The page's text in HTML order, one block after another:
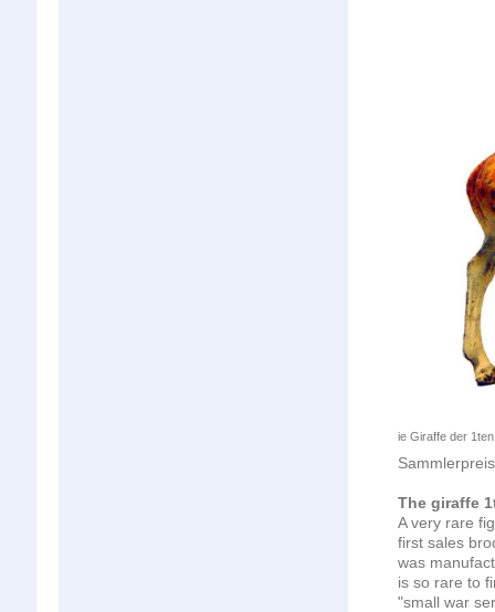
ie Giraffe der
The giraffe
A very rare
first sales
was
is so rare to
"small war